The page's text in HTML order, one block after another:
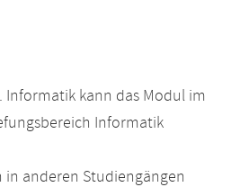
Informatik kann das Modul im
Informatik
in anderen Studiengängen